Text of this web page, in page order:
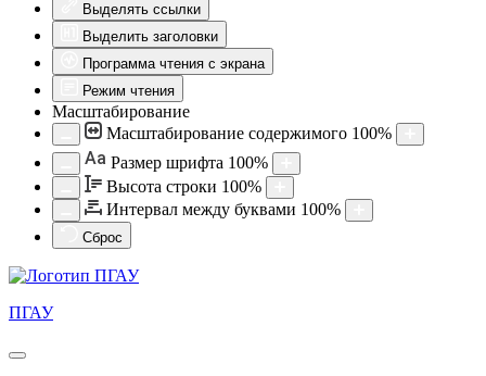
Выделять ссылки
Выделить заголовки
Программа чтения с экрана
Режим чтения
Масштабирование
Масштабирование содержимого 100%
Aa Размер шрифта 100%
Высота строки 100%
Интервал между буквами 100%
Сброс
ПГАУ